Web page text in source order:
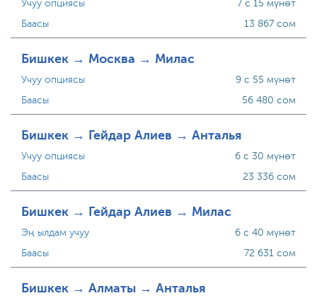
Учуу опциясы
Баасы
7 с 15 мүнөт
13 867 сом
Бишкек → Москва → Милас
Учуу опциясы
Баасы
9 с 55 мүнөт
56 480 сом
Бишкек → Гейдар Алиев → Анталья
Учуу опциясы
Баасы
6 с 30 мүнөт
23 336 сом
Бишкек → Гейдар Алиев → Милас
Эң ылдам учуу
Баасы
6 с 40 мүнөт
72 631 сом
Бишкек → Алматы → Анталья